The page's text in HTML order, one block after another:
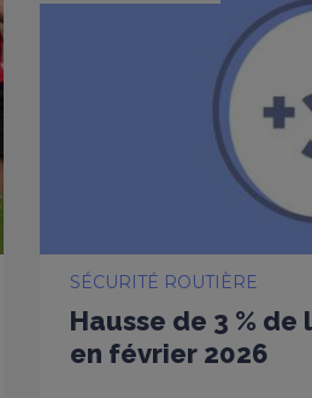
SÉCURITÉ ROUTIÈRE
Hausse de 3 %
en février 2026